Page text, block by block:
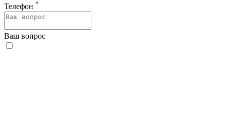
Телефон *
Ваш вопрос